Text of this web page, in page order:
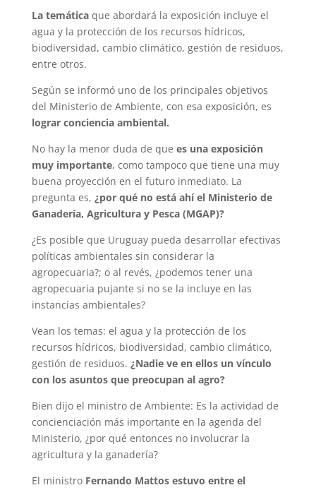
La temáticaque abordará la exposición incluye el
agua y la protección de los recursos hídricos,
biodiversidad, cambio climático, gestión de residuos,
entre otros.
Según se informó uno de los principales objetivos
del Ministerio de Ambiente, con esa exposición, es
lograr conciencia ambiental.
No hay la menor duda de que es una exposición
muy importante, como tampoco que tiene una muy
buena proyección en el futuro inmediato. La
pregunta es, ¿por qué no está ahí el Ministerio de
Ganadería, Agricultura y Pesca (MGAP)?
¿Es posible que Uruguay pueda desarrollar efectivas
políticas ambientales sin considerar la
agropecuaria?; o al revés, ¿podemos tener una
agropecuaria pujante si no se la incluye en las
instancias ambientales?
Vean los temas: el agua y la protección de los
recursos hídricos, biodiversidad, cambio climático,
gestión de residuos. ¿Nadie ve en ellos un vínculo
con los asuntos que preocupan al agro?
Bien dijo el ministro de Ambiente: Es la actividad de
concienciación más importante en la agenda del
Ministerio, ¿por qué entonces no involucrar la
agricultura y la ganadería?
El ministro Fernando Mattos estuvo entre el